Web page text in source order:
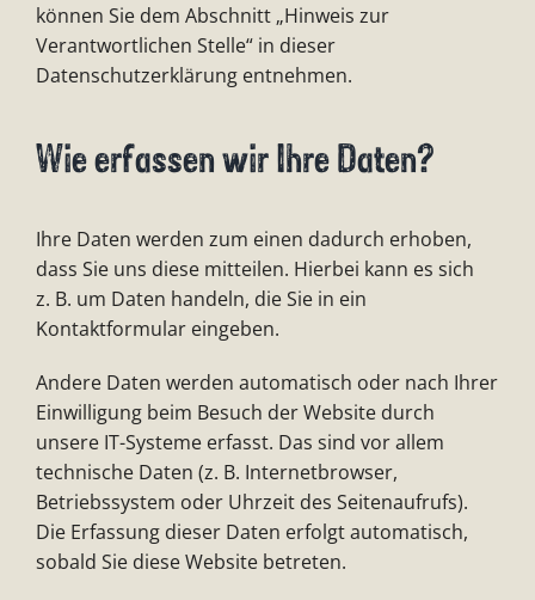
können Sie dem Abschnitt „Hinweis zur
Verantwortlichen Stelle“ in dieser
Datenschutzerklärung entnehmen.
Wie erfassen wir Ihre Daten?
Ihre Daten werden zum einen dadurch erhoben,
dass Sie uns diese mitteilen. Hierbei kann es sich
z. B. um Daten handeln, die Sie in ein
Kontaktformular eingeben.
Andere Daten werden automatisch oder nach Ihrer
Einwilligung beim Besuch der Website durch
unsere IT-Systeme erfasst. Das sind vor allem
technische Daten (z. B. Internetbrowser,
Betriebssystem oder Uhrzeit des Seitenaufrufs).
Die Erfassung dieser Daten erfolgt automatisch,
sobald Sie diese Website betreten.